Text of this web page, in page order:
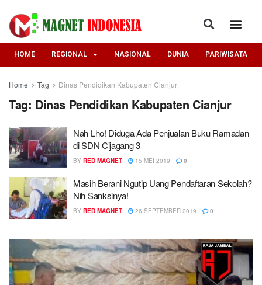
HOME REGIONAL NASIONAL DUNIA PARIWISATA
Home Tag Dinas Pendidikan Kabupaten Cianjur
Tag: Dinas Pendidikan Kabupaten Cianjur
Nah Lho! Diduga Ada Penjualan Buku Ramadan
di SDN Cijagang 3
BY RED MAGNET 15 MEI 2019 0
Masih Berani Ngutip Uang Pendaftaran Sekolah?
Nih Sanksinya!
BY RED MAGNET 26 SEPTEMBER 2019 0